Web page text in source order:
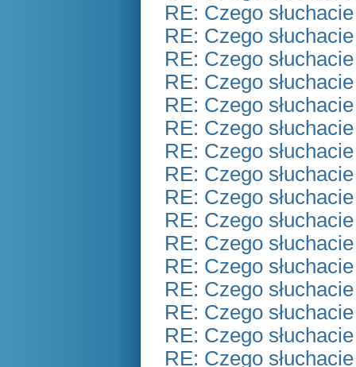
RE: Czego
RE: Czego
RE: Czego
RE: Czego
RE: Czego
RE: Czego
RE: Czego
RE: Czego
RE: Czego
RE: Czego
RE: Czego
RE: Czego
RE: Czego
RE: Czego
RE: Czego
RE: Czego